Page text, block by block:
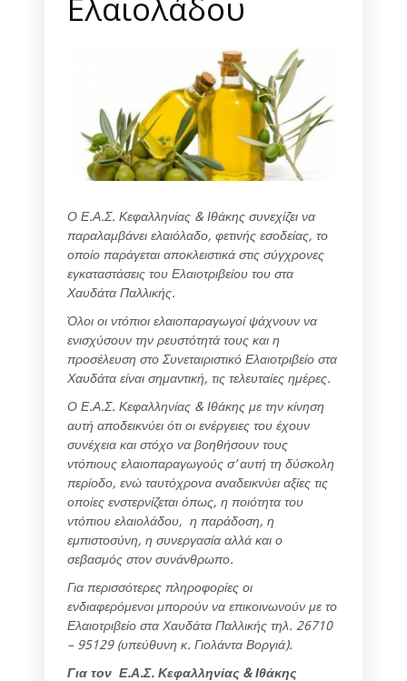
Ο Ε.Α.Σ. Κεφαλληνίας & Ιθάκης συνεχίζει να
παραλαμβάνει ελαιόλαδο, φετινής εσοδείας, το
οποίο παράγεται αποκλειστικά στις σύγχρονες
εγκαταστάσεις του Ελαιοτριβείου του στα
Χαυδάτα Παλλικής.
Όλοι οι ντόπιοι ελαιοπαραγωγοί ψάχνουν να
ενισχύσουν την ρευστότητά τους και η
προσέλευση στο Συνεταιριστικό Ελαιοτριβείο στα
Χαυδάτα είναι σημαντική, τις τελευταίες ημέρες.
Ο Ε.Α.Σ. Κεφαλληνίας & Ιθάκης με την κίνηση
αυτή αποδεικνύει ότι οι ενέργειες του έχουν
συνέχεια και στόχο να βοηθήσουν τους
ντόπιους ελαιοπαραγωγούς σ’ αυτή τη δύσκολη
περίοδο, ενώ ταυτόχρονα αναδεικνύει αξίες τις
οποίες ενστερνίζεται όπως, η ποιότητα του
ντόπιου ελαιολάδου, η παράδοση, η
εμπιστοσύνη, η συνεργασία αλλά και ο
σεβασμός στον συνάνθρωπο.
Για περισσότερες πληροφορίες οι
ενδιαφερόμενοι μπορούν να επικοινωνούν με το
Ελαιοτριβείο στα Χαυδάτα Παλλικής τηλ. 26710
– 95129 (υπεύθυνη κ. Γιολάντα Βοργιά).
Για τον Ε.Α.Σ. Κεφαλληνίας & Ιθάκης